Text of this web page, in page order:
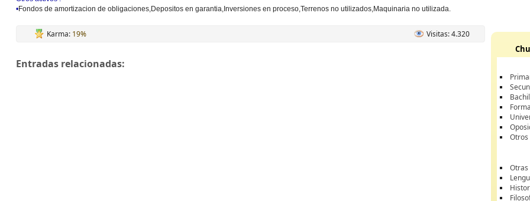
•Fondos de amortizacion de obligaciones,Depositos en garantia,Inversiones en proceso,Terrenos no utilizados,Maquinaria no utilizada.
Karma: 19% Visitas: 4.320
Entradas relacionadas:
Otros